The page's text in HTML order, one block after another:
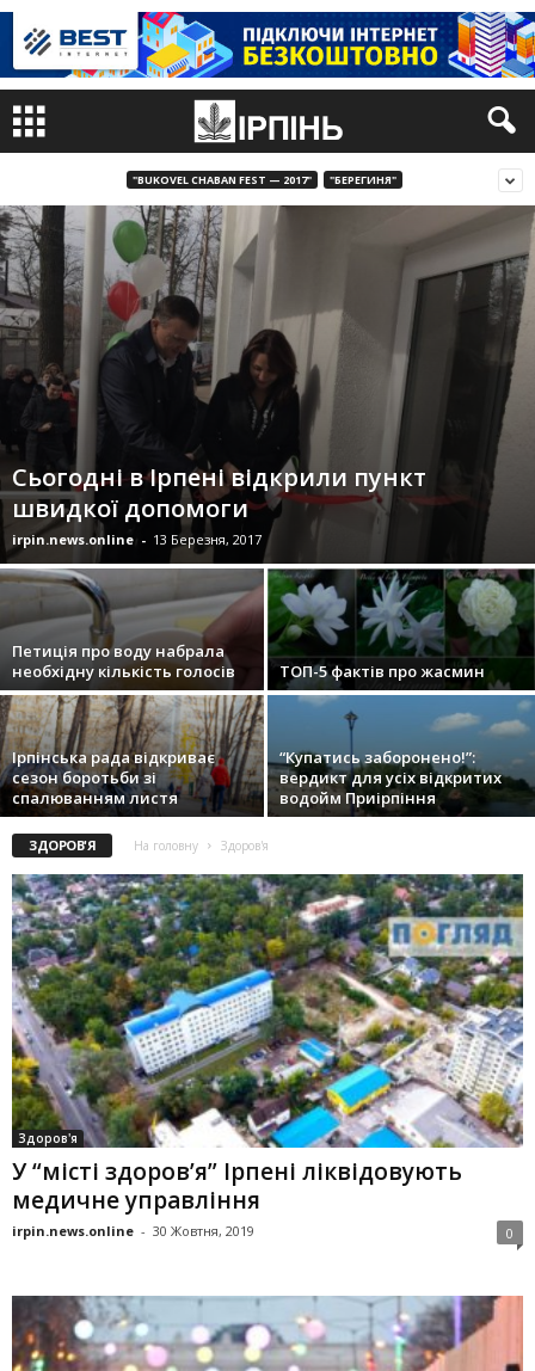
"BUKOVEL CHABAN FEST — 2017" "БЕРЕГИНЯ"
Сьогодні в Ірпені відкрили пункт
швидкої допомоги
irpin.news.online - 13 Березня, 2017
Петиція про воду набрала
необхідну кількість голосів
ТОП-5 фактів про жасмин
Ірпінська рада відкриває
сезон боротьби зі
спалюванням листя
“Купатись заборонено!”:
вердикт для усіх відкритих
водойм Приірпіння
ЗДОРОВ'Я На головну Здоров'я
Здоров'я
У “місті здоров’я” Ірпені ліквідовують
медичне управління
irpin.news.online - 30 Жовтня, 2019 0